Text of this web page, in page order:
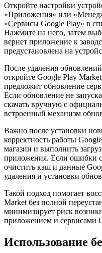
Откройте настройки
«Приложения» или
«Сервисы Google Play» в
Нажмите на него, затем
вернет приложение к
предустановлена на
После удаления
откройте Google Play
предложит обновление
Если обновление не
скачать вручную с
встроенный механизм
Важно после установки
корректность работы
магазин и выполнить
приложения. Если ошибки
очистить кэш и данные
удаления и установки
Такой подход помогает
Market без полной
минимизирует риск
приложением и сервисами
Использование